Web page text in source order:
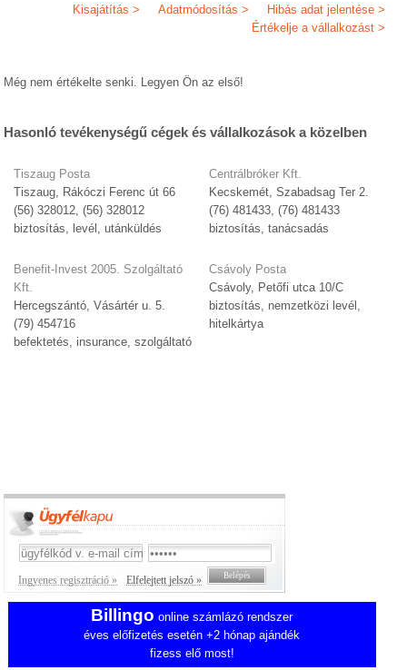
Hibás adat jelentése >
Adatmódosítás >
Kisajátítás >
Értékelje a vállalkozást >
Még nem értékelte senki. Legyen Ön az első!
Hasonló tevékenységű cégek és vállalkozások a közelben
Tiszaug Posta
Tiszaug, Rákóczi Ferenc út 66
(56) 328012, (56) 328012
biztosítás, levél, utánküldés
Benefit-Invest 2005. Szolgáltató
Kft.
Hercegszántó, Vásártér u. 5.
(79) 454716
befektetés, insurance, szolgáltató
Centrálbróker Kft.
Kecskemét, Szabadsag Ter 2.
(76) 481433, (76) 481433
biztosítás, tanácsadás
Csávoly Posta
Csávoly, Petőfi utca 10/C
biztosítás, nemzetközi levél,
hitelkártya
Ingyenes regisztráció » Elfelejtett jelszó »
Billingo online számlázó rendszer
éves előfizetés esetén +2 hónap ajándék
fizess elő most!